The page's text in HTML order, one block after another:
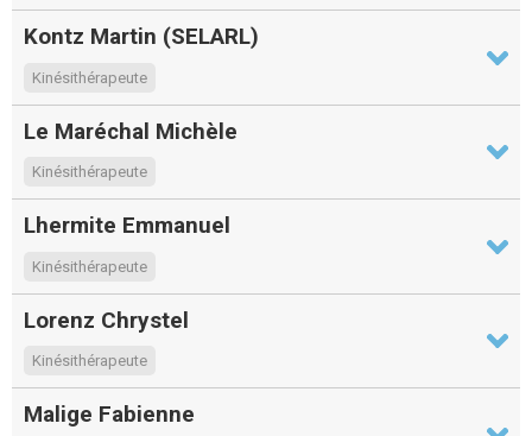
Kontz Martin (SELARL)
Kinésithérapeute
Le Maréchal Michèle
Kinésithérapeute
Lhermite Emmanuel
Kinésithérapeute
Lorenz Chrystel
Kinésithérapeute
Malige Fabienne